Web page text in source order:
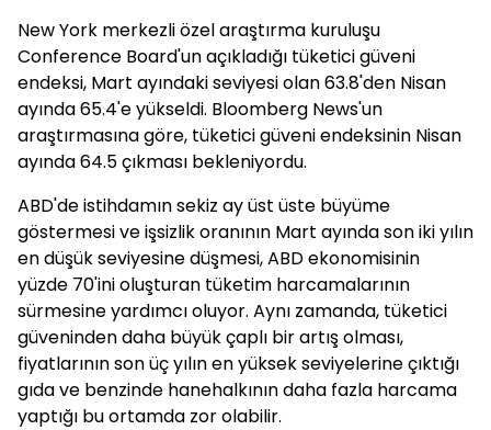
New York merkezli özel araştırma kuruluşu
Conference Board'un açıkladığı tüketici güveni
endeksi, Mart ayındaki seviyesi olan 63.8'den Nisan
ayında 65.4'e yükseldi. Bloomberg News'un
araştırmasına göre, tüketici güveni endeksinin Nisan
ayında 64.5 çıkması bekleniyordu.
ABD'de istihdamın sekiz ay üst üste büyüme
göstermesi ve işsizlik oranının Mart ayında son iki yılın
en düşük seviyesine düşmesi, ABD ekonomisinin
yüzde 70'ini oluşturan tüketim harcamalarının
sürmesine yardımcı oluyor. Aynı zamanda, tüketici
güveninden daha büyük çaplı bir artış olması,
fiyatlarının son üç yılın en yüksek seviyelerine çıktığı
gıda ve benzinde hanehalkının daha fazla harcama
yaptığı bu ortamda zor olabilir.